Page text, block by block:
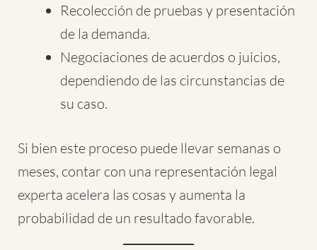
Recolección de pruebas y presentación
de la demanda.
Negociaciones de acuerdos o juicios,
dependiendo de las circunstancias de
su caso.
Si bien este proceso puede llevar semanas o
meses, contar con una representación legal
experta acelera las cosas y aumenta la
probabilidad de un resultado favorable.